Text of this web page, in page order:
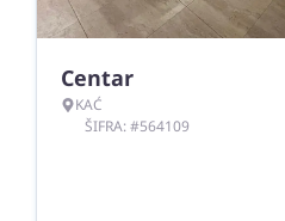
Centar
KAĆ
ŠIFRA: #564109